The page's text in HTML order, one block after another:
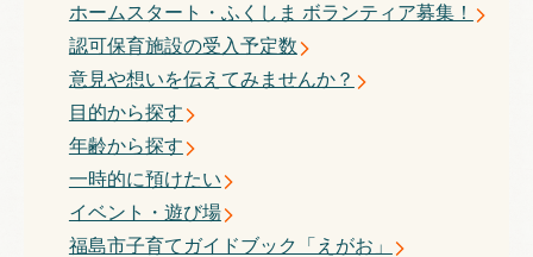
ホームスタート・ふくしま ボランティア募集！
認可保育施設の受入予定数
意見や想いを伝えてみませんか？
目的から探す
年齢から探す
一時的に預けたい
イベント・遊び場
福島市子育てガイドブック「えがお」